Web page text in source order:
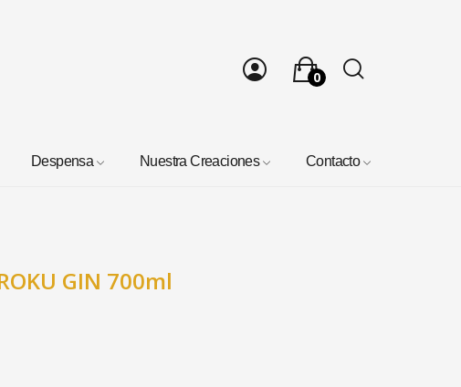
0
Despensa Nuestra Creaciones Contacto
GIN 700ml